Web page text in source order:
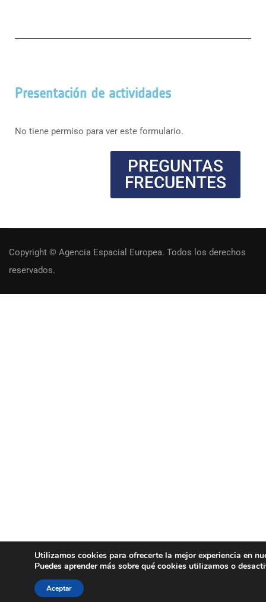
Presentación de actividades
No tiene permiso para ver este formulario.
PREGUNTAS
FRECUENTES
Copyright © Agencia Espacial Europea. Todos los derechos
reservados.
Utilizamos cookies para ofrecerte la mejor experiencia en
Puedes aprender más sobre qué cookies utilizamos o
Aceptar